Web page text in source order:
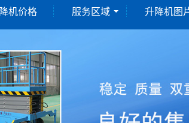
机价格 服务区域 升降机图